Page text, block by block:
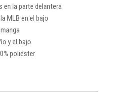
en la parte delantera
MLB en el bajo
y el bajo
poliéster